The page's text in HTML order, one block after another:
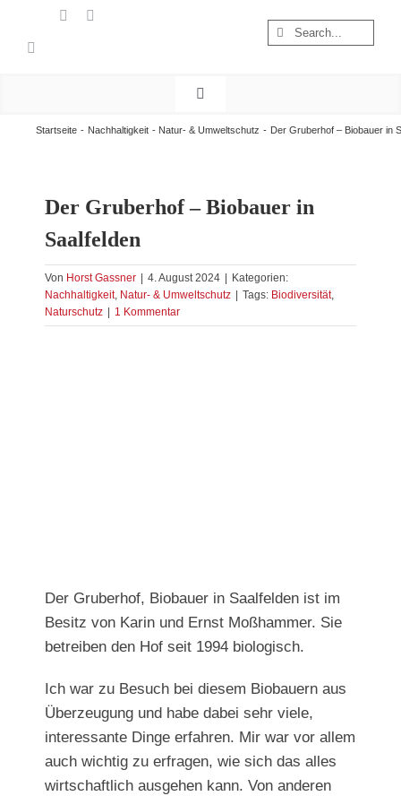
Suche
Toggle
Start
Treibgut
Startseite Nachhaltigkeit Natur- & Umweltschutz Der Gruberhof – Biobauer in
Der Gruberhof – Biobauer in
Saalfelden
Von Horst Gassner 4. August 2024
Kategorien:
Nachhaltigkeit, Natur- & Umweltschutz Tags: Biodiversität,
Naturschutz
1 Kommentar
Der Gruberhof, Biobauer in Saalfelden ist im
Besitz von Karin und Ernst Moßhammer. Sie
betreiben den Hof seit 1994 biologisch.
Ich war zu Besuch bei diesem Biobauern aus
Überzeugung und habe dabei sehr viele,
interessante Dinge erfahren. Mir war vor allem
auch wichtig zu erfragen, wie sich das alles
wirtschaftlich ausgehen kann. Von anderen